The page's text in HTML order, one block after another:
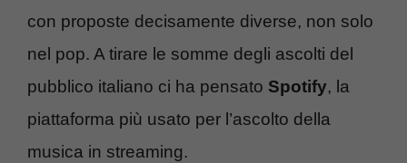
con proposte decisamente diverse, non solo
nel pop. A tirare le somme degli ascolti del
pubblico italiano ci ha pensato Spotify, la
piattaforma più usato per l’ascolto della
musica in streaming.